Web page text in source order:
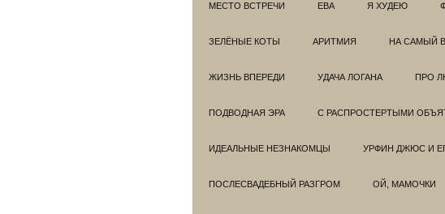
МЕСТО ВСТРЕЧИ ЕВА Я ХУДЕЮ
ЗЕЛЁНЫЕ КОТЫ АРИТМИЯ НА САМЫЙ
ЖИЗНЬ ВПЕРЕДИ УДАЧА ЛОГАНА ПРО
ПОДВОДНАЯ ЭРА С РАСПРОСТЕРТЫМИ
ИДЕАЛЬНЫЕ НЕЗНАКОМЦЫ УРФИН ДЖЮС И
ПОСЛЕСВАДЕБНЫЙ РАЗГРОМ ОЙ, МАМОЧКИ